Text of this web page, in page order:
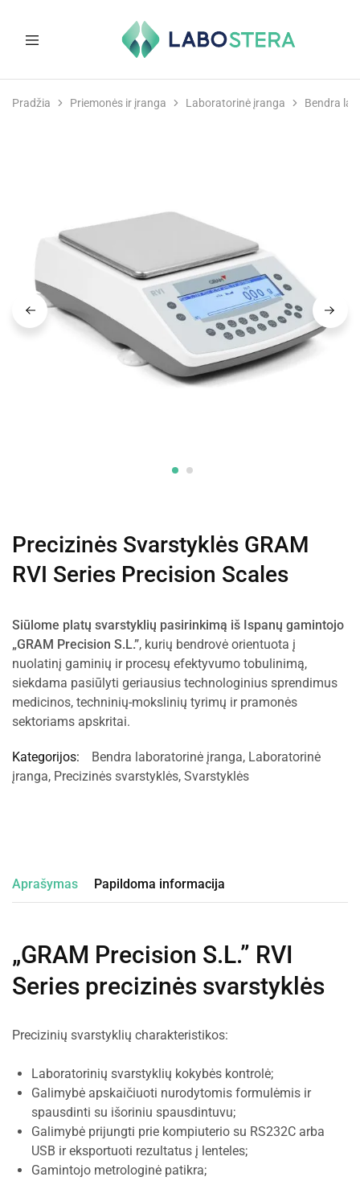
ir
Pradžia Priemonės ir įranga Laboratorinė įranga Bendra
Precizinės Svarstyklės GRAM
RVI Series Precision Scales
Siūlome platų svarstyklių pasirinkimą iš Ispanų gamintojo
„GRAM Precision S.L.”, kurių bendrovė orientuota į
nuolatinį gaminių ir procesų efektyvumo tobulinimą,
siekdama pasiūlyti geriausius technologinius sprendimus
medicinos, techninių-mokslinių tyrimų ir pramonės
sektoriams apskritai.
Kategorijos: Bendra laboratorinė įranga, Laboratorinė
įranga, Precizinės svarstyklės, Svarstyklės
Aprašymas Papildoma informacija
„GRAM Precision S.L.” RVI
Series precizinės svarstyklės
Precizinių svarstyklių charakteristikos:
Laboratorinių svarstyklių kokybės kontrolė;
Galimybė apskaičiuoti nurodytomis formulėmis ir
spausdinti su išoriniu spausdintuvu;
Galimybė prijungti prie kompiuterio su RS232C arba
USB ir eksportuoti rezultatus į lenteles;
Gamintojo metrologinė patikra;